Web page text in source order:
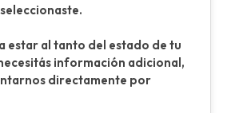
estar al tanto del estado de tu
información adicional,
directamente por